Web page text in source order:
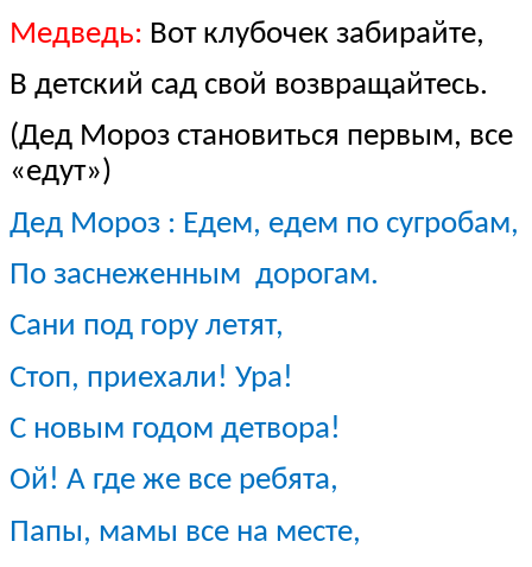
Медведь: Вот клубочек забирайте,
В детский сад свой возвращайтесь.
(Дед Мороз становиться первым, все
«едут»)
Дед Мороз : Едем, едем по сугробам,
По заснеженным дорогам.
Сани под гору летят,
Стоп, приехали! Ура!
С новым годом детвора!
Ой! А где же все ребята,
Папы, мамы все на месте,